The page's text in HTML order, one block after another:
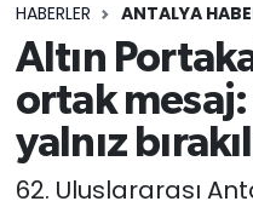
HABERLER ANTALYA
Altın
ortak mesaj:
yalnız
62. Uluslararası
Ekonomi
Video
Eğitim
Eğitim
Ekonomi
Kültür-sanat
Süper Lig Puan
Tüm Manşetler
Son Dakika